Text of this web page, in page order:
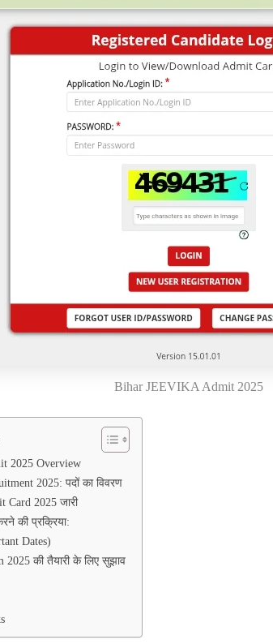
Bihar JEEVIKA Admit 2025
2025 Overview
2025: पदों का विवरण
2025 जारी
की प्रक्रिया:
Dates)
की तैयारी के लिए सुझाव